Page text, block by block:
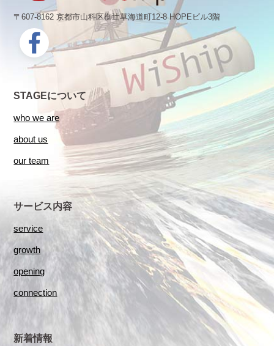
〒607-8162 京都市山科区椥辻草海道町12-8 HOPEビル3階
STAGEについて
who we are
about us
our team
サービス内容
service
growth
opening
connection
新着情報